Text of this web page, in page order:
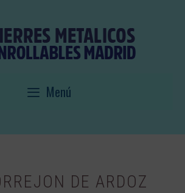
Menú
DE ARDOZ